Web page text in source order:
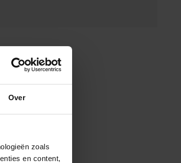
Over
zoals
en content,